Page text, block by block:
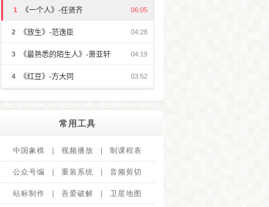
常用工具
中国象棋 视频播放 制课程表
公众号编 重装系统 音频剪切
站标制作 吾爱破解 卫星地图